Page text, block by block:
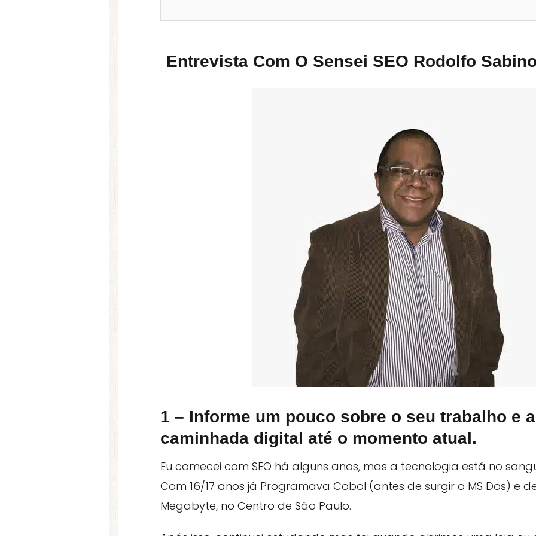
Entrevista Com O Sensei SEO Rodolfo
1 – Informe um pouco sobre o seu trabalho e
caminhada digital até o momento atual.
Eu comecei com SEO há alguns anos, mas a tecnologia está no
Com 16/17 anos já Programava Cobol (antes de surgir o MS Dos) e
Megabyte, no Centro de São Paulo.